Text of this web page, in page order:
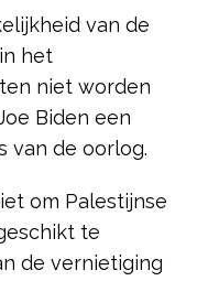
van de
het
niet worden
Biden een
van de oorlog.
om Palestijnse
te
de vernietiging